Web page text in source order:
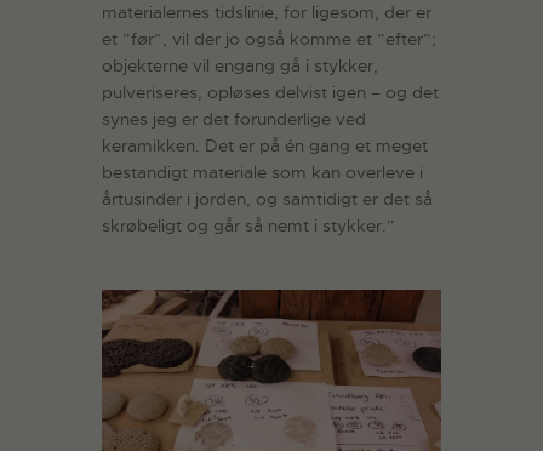
materialernes tidslinie, for ligesom, der er
et ”før”, vil der jo også komme et ”efter”;
objekterne vil engang gå i stykker,
pulveriseres, opløses delvist igen – og det
synes jeg er det forunderlige ved
keramikken. Det er på én gang et meget
bestandigt materiale som kan overleve i
årtusinder i jorden, og samtidigt er det så
skrøbeligt og går så nemt i stykker.”